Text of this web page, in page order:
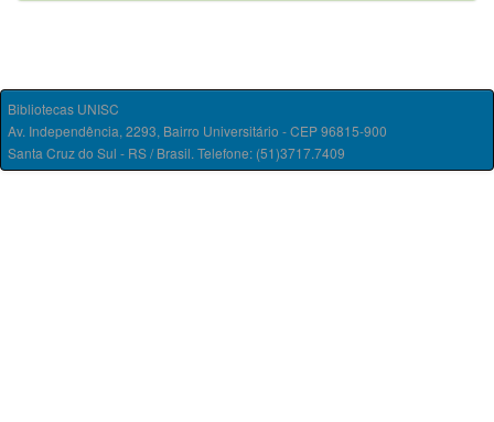
Bibliotecas UNISC
Av. Independência, 2293, Bairro Universitário - CEP 96815-900
Santa Cruz do Sul - RS / Brasil. Telefone: (51)3717.7409